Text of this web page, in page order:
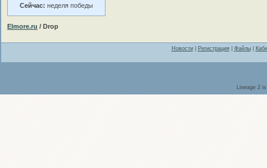
Сейчас: неделя победы
Elmore.ru / Drop
Новости| Регистрация| Файлы|
Lineage 2